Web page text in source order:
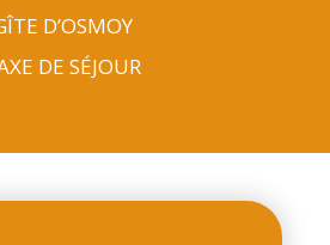
D’OSMOY
DE SÉJOUR